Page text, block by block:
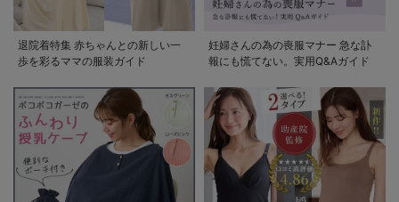
退院着特集 赤ちゃんとの新しい一
歩を彩るママの服装ガイド
妊婦さんの為の喪服マナー 急な訃
報にも慌てない。実用Q&Aガイド